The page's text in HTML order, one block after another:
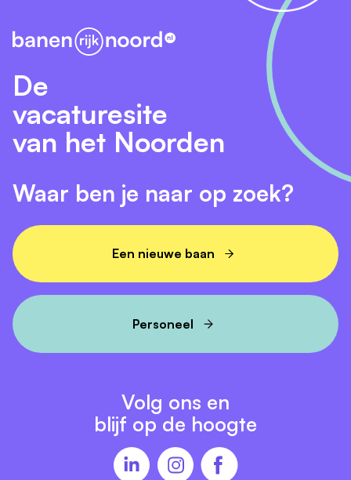
De
vacaturesite
van het Noorden
Waar ben je naar op zoek?
Een nieuwe baan
Personeel
Volg ons en
blijf op de hoogte